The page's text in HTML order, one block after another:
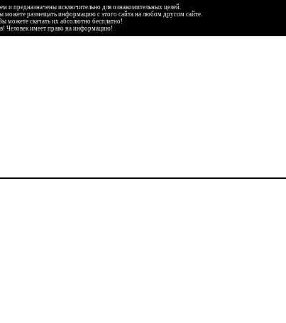
и предназначены исключительно для ознакомительных целей.
можете размещать информацию с этого сайта на любом другом сайте.
можете скачать их абсолютно бесплатно!
Человек имеет право на информацию!